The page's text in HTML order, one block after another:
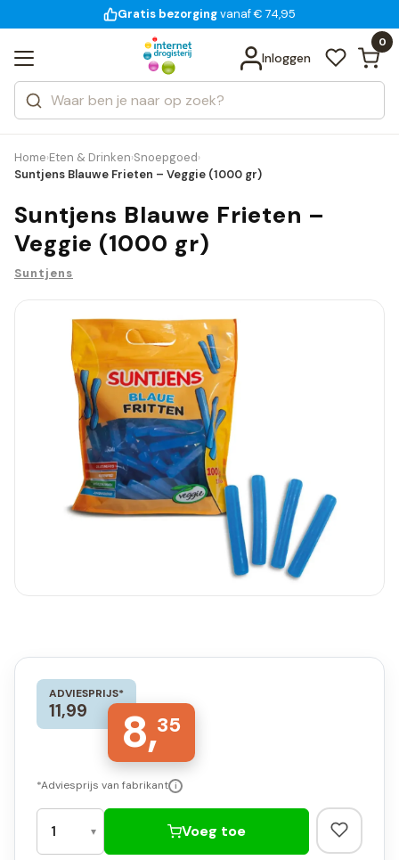
voor 18:00 uur besteld
Gratis bezorgingvanaf € 74,95
14 dagen bedenktijd
Inloggen
0
Zoeken
Categorieën
Merken
Bekijk alle resultaten
Home›Eten & Drinken›Snoepgoed›
Suntjens Blauwe Frieten – Veggie (1000 gr)
Suntjens Blauwe Frieten –
Veggie (1000 gr)
Suntjens
ADVIESPRIJS*
11,99 8,35
*Adviesprijs van fabrikant i
Voeg toe